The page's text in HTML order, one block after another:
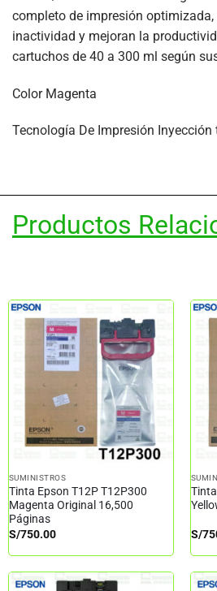
completo de impresión optimizada,
inactividad y mejoran la
cartuchos de 40 a 300 ml según
Color Magenta
Tecnología De Impresión
Productos
SUMINISTROS
Tinta Epson T12P T12P300
Magenta Original 16,500
Páginas
S/750.00 S/